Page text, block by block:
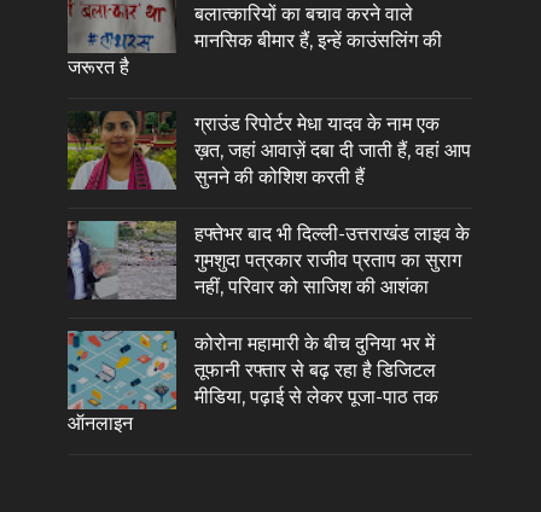
बलात्कारियों का बचाव करने वाले
मानसिक बीमार हैं, इन्हें काउंसलिंग की
जरूरत है
ग्राउंड रिपोर्टर मेधा यादव के नाम एक
ख़त, जहां आवाज़ें दबा दी जाती हैं, वहां आप
सुनने की कोशिश करती हैं
हफ्तेभर बाद भी दिल्ली-उत्तराखंड लाइव के
गुमशुदा पत्रकार राजीव प्रताप का सुराग
नहीं, परिवार को साजिश की आशंका
कोरोना महामारी के बीच दुनिया भर में
तूफानी रफ्तार से बढ़ रहा है डिजिटल
मीडिया, पढ़ाई से लेकर पूजा-पाठ तक
ऑनलाइन